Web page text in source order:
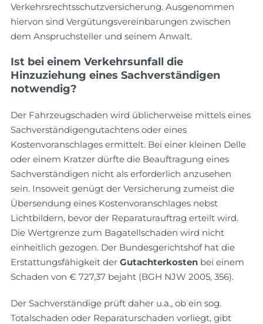
Verkehrsrechtsschutzversicherung. Ausgenommen
hiervon sind Vergütungsvereinbarungen zwischen
dem Anspruchsteller und seinem Anwalt.
Ist bei einem Verkehrsunfall die
Hinzuziehung eines Sachverständigen
notwendig?
Der Fahrzeugschaden wird üblicherweise mittels eines
Sachverständigengutachtens oder eines
Kostenvoranschlages ermittelt. Bei einer kleinen Delle
oder einem Kratzer dürfte die Beauftragung eines
Sachverständigen nicht als erforderlich anzusehen
sein. Insoweit genügt der Versicherung zumeist die
Übersendung eines Kostenvoranschlages nebst
Lichtbildern, bevor der Reparaturauftrag erteilt wird.
Die Wertgrenze zum Bagatellschaden wird nicht
einheitlich gezogen. Der Bundesgerichtshof hat die
Erstattungsfähigkeit derGutachterkosten bei einem
Schaden von € 727,37 bejaht (BGH NJW 2005, 356).
Der Sachverständige prüft daher u.a., ob ein sog.
Totalschaden oder Reparaturschaden vorliegt, gibt